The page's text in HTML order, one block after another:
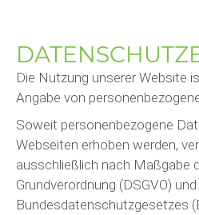
Die Nutzung unserer Website
Angabe von
Soweit personenbezogene
Webseiten erhoben werden,
ausschließlich nach Maßgabe
Grundverordnung (DSGVO)
Bundesdatenschutzgesetzes